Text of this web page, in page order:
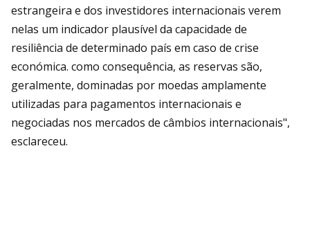
estrangeira e dos investidores internacionais verem
nelas um indicador plausível da capacidade de
resiliência de determinado país em caso de crise
económica. como consequência, as reservas são,
geralmente, dominadas por moedas amplamente
utilizadas para pagamentos internacionais e
negociadas nos mercados de câmbios internacionais",
esclareceu.